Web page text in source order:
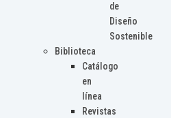
de
Diseño
Sostenible
Biblioteca
Catálogo
en
línea
Revistas